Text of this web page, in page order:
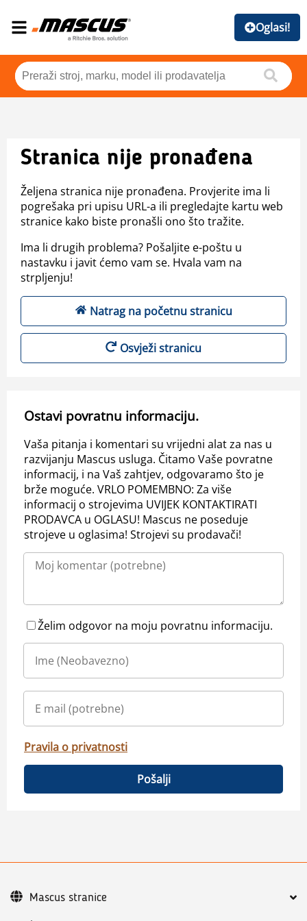
Oglasi!
Stranica nije pronađena
Željena stranica nije pronađena. Provjerite ima li
pogrešaka pri upisu URL-a ili pregledajte kartu web
stranice kako biste pronašli ono što tražite.
Ima li drugih problema? Pošaljite e-poštu u
nastavku i javit ćemo vam se. Hvala vam na
strpljenju!
Natrag na početnu stranicu
Osvježi stranicu
Ostavi povratnu informaciju.
Vaša pitanja i komentari su vrijedni alat za nas u
razvijanju Mascus usluga. Čitamo Vaše povratne
informacij, i na Vaš zahtjev, odgovaramo što je
brže moguće. VRLO POMEMBNO: Za više
informacij o strojevima UVIJEK KONTAKTIRATI
PRODAVCA u OGLASU! Mascus ne poseduje
strojeve u oglasima! Strojevi su prodavači!
Želim odgovor na moju povratnu informaciju.
Pravila o privatnosti
Pošalji
Mascus stranice